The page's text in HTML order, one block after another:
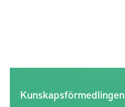
Kunskapsförmedlingen